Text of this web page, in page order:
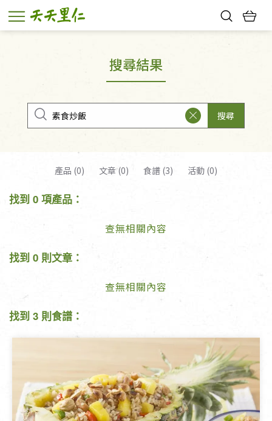
幸福節中獎名單
搜尋結果
搜尋
產品 (0) 文章 (0) 食譜 (3) 活動 (0)
找到 0 項產品：
查無相關內容
找到 0 則文章：
查無相關內容
找到 3 則食譜：